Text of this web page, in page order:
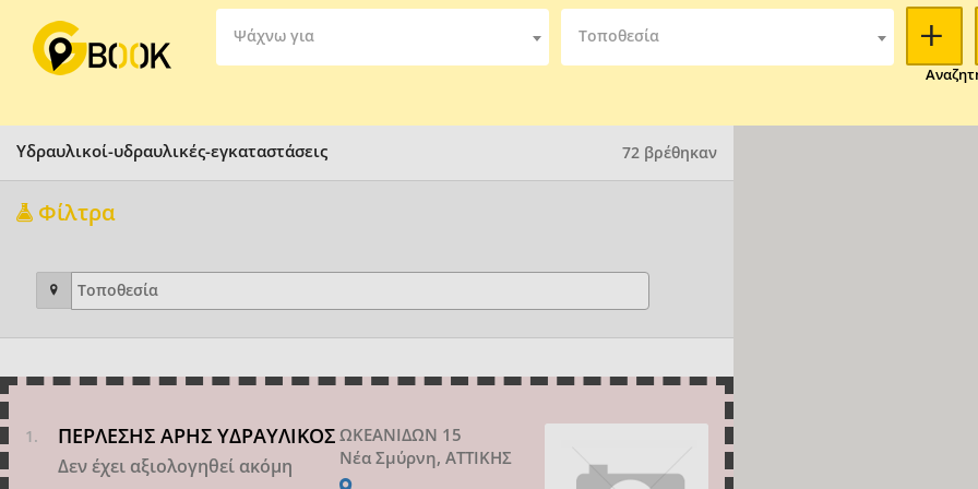
Ψάχνω για Τοποθεσία
Υδραυλικοί-υδραυλικές-εγκαταστάσεις 72 βρέθηκαν
Φίλτρα
ΠΕΡΛΕΣΗΣ ΑΡΗΣ ΥΔΡΑΥΛΙΚΟΣ
Δεν έχει αξιολογηθεί ακόμη
ΩΚΕΑΝΙΔΩΝ 15
Νέα Σμύρνη, ΑΤΤΙΚΗΣ